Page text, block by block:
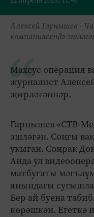
Алексей Гарнышев -
компаниясендә
Махсус операция
журналист
җирләгәннәр.
Гарнышев «СТВ-
эшләгән. Соңгы
укыган. Соңрак
Анда ул
матбугаты
янындагы
Бер ай буена
көрәшкән. Егеткә